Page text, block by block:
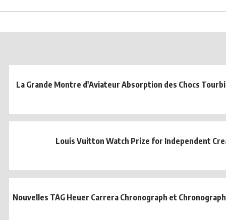
La Grande Montre d'Aviateur Absorption des Chocs
Louis Vuitton Watch Prize for Independent
Nouvelles TAG Heuer Carrera Chronograph et